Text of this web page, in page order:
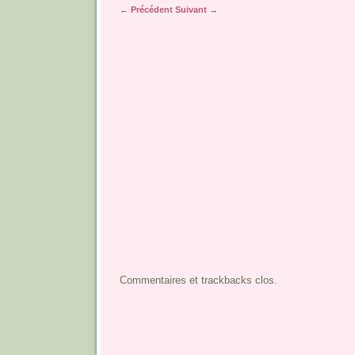
← Précédent Suivant →
Commentaires et trackbacks clos.